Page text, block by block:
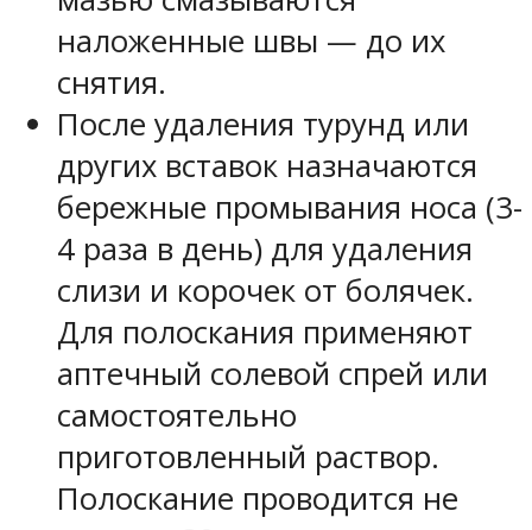
наложенные швы — до их
снятия.
После удаления турунд или
других вставок назначаются
бережные промывания носа (3-
4 раза в день) для удаления
слизи и корочек от болячек.
Для полоскания применяют
аптечный солевой спрей или
самостоятельно
приготовленный раствор.
Полоскание проводится не